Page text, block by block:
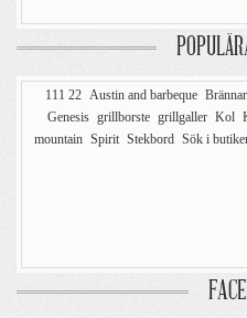
111 22 Austin and barbeque
Genesis grillborste grillgaller Kol
mountain Spirit Stekbord Sök i